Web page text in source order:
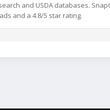
and USDA databases.
and a 4.8/5 star rating.